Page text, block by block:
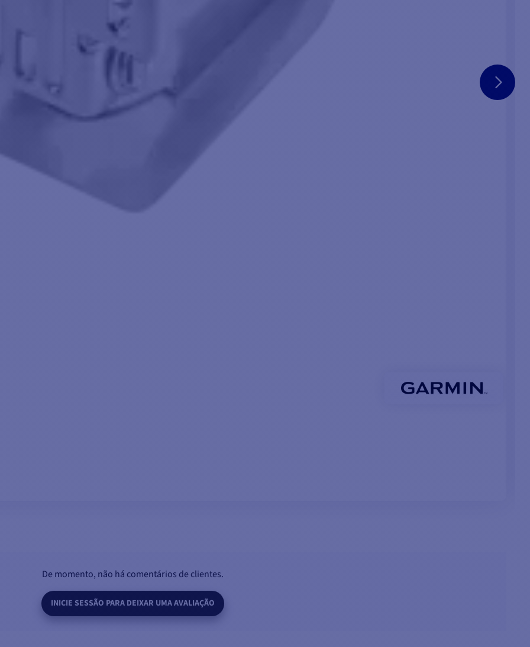
de varrimento extremamente amplo
180° permite-lhe localizar mais rapidamente
500W de potência, a sonda GT51M utiliza
260kHz: gama 245-275Khz:
até 229M
455kHz: gama 445-465Khz:
CONTEÚDO SONDAS
De momento, não há comentários de clientes.
INICIE SESSÃO PARA DEIXAR UMA AVALIAÇÃO